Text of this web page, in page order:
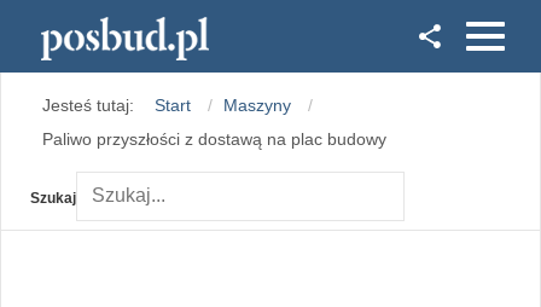
Instagram
Jesteś tutaj: Start
Maszyny
Paliwo przyszłości z dostawą na plac budowy
Szukaj